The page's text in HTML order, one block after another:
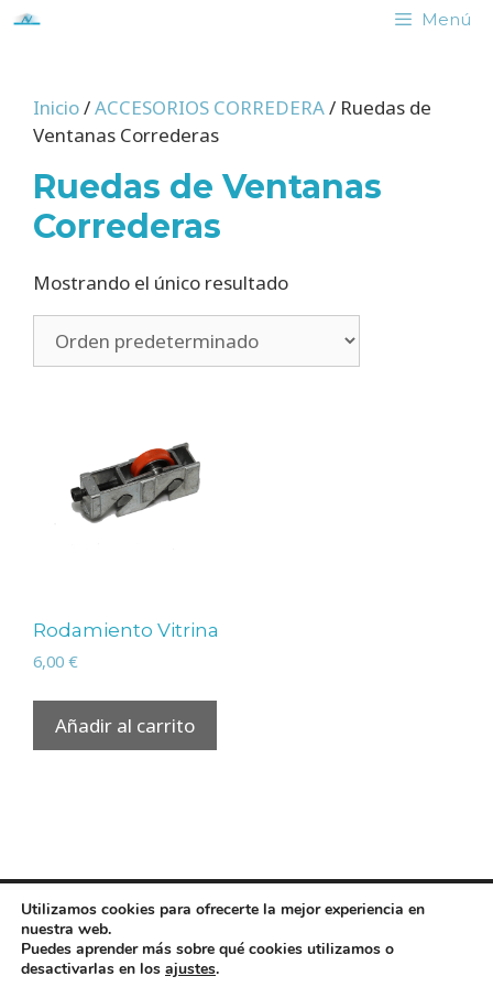
Saltar
Menú
Inicio/ACCESORIOS CORREDERA/ Ruedas de
Ventanas Correderas
Ruedas de Ventanas
Correderas
Mostrando el único resultado
Rodamiento Vitrina
6,00 €
Añadir al carrito
Diseñojuangmendez . Copyright © 2026AccesoriosVilla
·Aviso legal Política de privacidad
Utilizamos cookies para ofrecerte la mejor experiencia en
nuestra web.
Puedes aprender más sobre qué cookies utilizamos o
desactivarlas en los ajustes.